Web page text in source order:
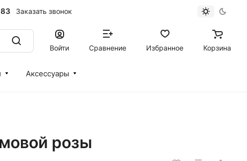
Заказать звонок
Войти Сравнение Избранное Корзина
Аксессуары
розы